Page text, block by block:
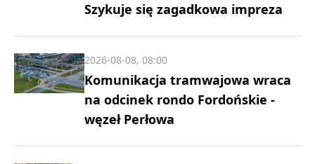
Szykuje się zagadkowa impreza
Komunikacja tramwajowa wraca
na odcinek rondo Fordońskie -
węzeł Perłowa
2026-08-08, 08:00